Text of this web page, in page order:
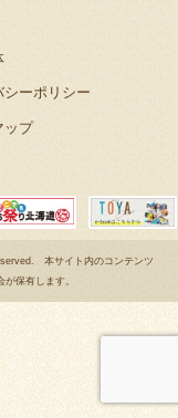
シーポリシー
ップ
本サイト内のコンテンツ
保有します。